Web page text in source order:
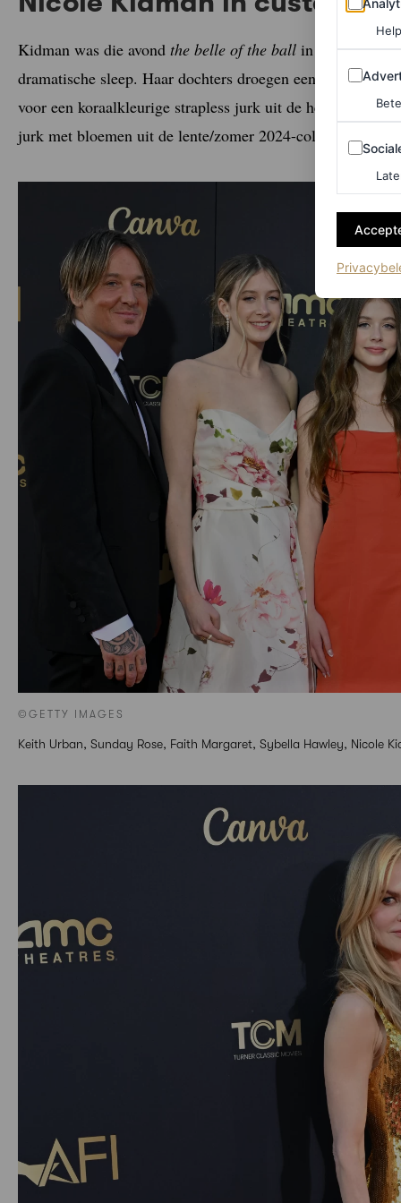
Kidman was die avond the belle of the ball in een
dramatische sleep. Haar dochters droegen een outfit van
voor een koraalkleurige strapless jurk uit de herfst/winter
jurk met bloemen uit de lente/zomer 2024-collectie van
©GETTY IMAGES
Keith Urban, Sunday Rose, Faith Margaret, Sybella Hawley, Nicole
Sociale